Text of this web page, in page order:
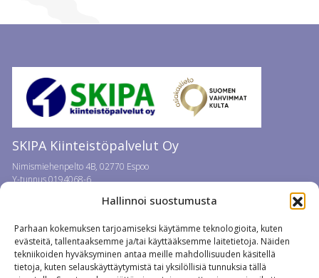
Hallinnoi suostumusta
Parhaan kokemuksen tarjoamiseksi käytämme teknologioita, kuten
evästeitä, tallentaaksemme ja/tai käyttääksemme laitetietoja. Näiden
tekniikoiden hyväksyminen antaa meille mahdollisuuden käsitellä
tietoja, kuten selauskäyttäytymistä tai yksilöllisiä tunnuksia tällä
SKIPA Kiinteistöpalvelut Oy
Nimismiehenpelto 4B, 02770 Espoo
Y-tunnus 0194068-6
Etusivu